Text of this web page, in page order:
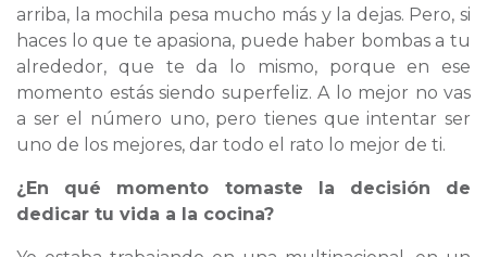
arriba, la mochila pesa mucho más y la dejas. Pero, si
haces lo que te apasiona, puede haber bombas a tu
alrededor, que te da lo mismo, porque en ese
momento estás siendo superfeliz. A lo mejor no vas
a ser el número uno, pero tienes que intentar ser
uno de los mejores, dar todo el rato lo mejor de ti.
¿En qué momento tomaste la decisión de
dedicar tu vida a la cocina?